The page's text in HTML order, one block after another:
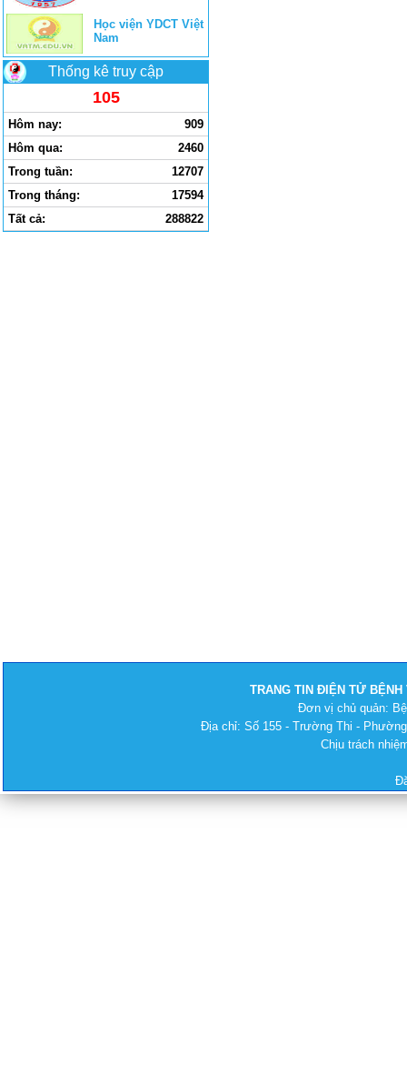
Học viện YDCT Việt
Nam
Thống kê truy cập
105
Hôm nay:
909
Hôm qua:
2460
Trong tuần:
12707
Trong tháng:
17594
Tất cả:
288822
TRANG TIN ĐIỆN TỬ BỆNH
Đơn vị chủ quản:
Địa chỉ: Số 155 - Trường Thi -
Chịu trách